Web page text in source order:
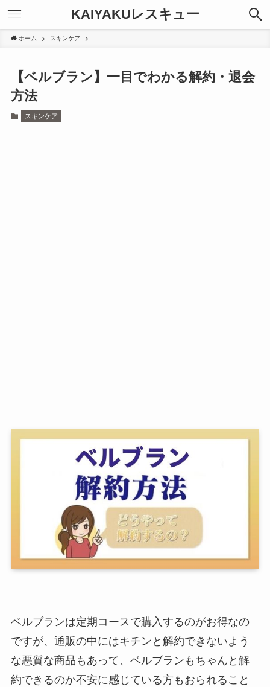
KAIYAKUレスキュー
ホーム スキンケア
【ベルブラン】一目でわかる解約・退会
方法
スキンケア
ベルブランは定期コースで購入するのがお得なの
ですが、通販の中にはキチンと解約できないよう
な悪質な商品もあって、ベルブランもちゃんと解
約できるのか不安に感じている方もおられること